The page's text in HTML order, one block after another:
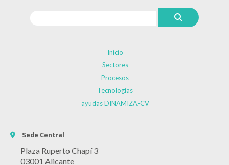
Inicio
Sectores
Procesos
Tecnologías
ayudas DINAMIZA-CV
Sede Central
Plaza Ruperto Chapí 3
03001 Alicante